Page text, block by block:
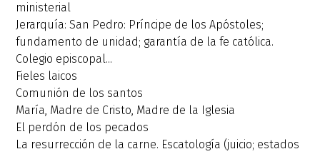
ministerial
Jerarquía: San Pedro: Príncipe de los Apóstoles;
fundamento de unidad; garantía de la fe católica.
Colegio episcopal...
Fieles laicos
Comunión de los santos
María, Madre de Cristo, Madre de la Iglesia
El perdón de los pecados
La resurrección de la carne. Escatología (juicio; estados